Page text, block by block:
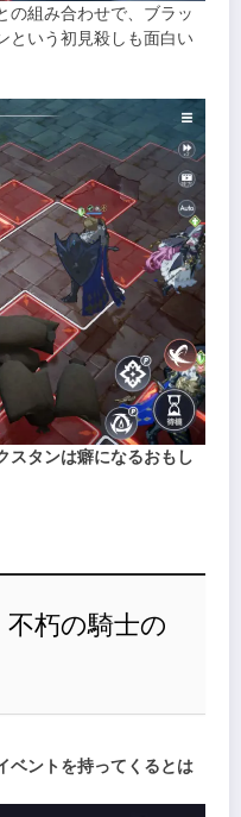
の組み合わせで、ブラッ
という初見殺しも面白い
スタンは癖になるおもし
朽の騎士の
ベントを持ってくるとは